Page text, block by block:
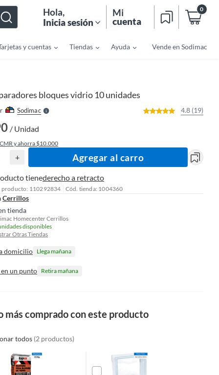
Hola,
Inicia sesión
Mi
cuenta
0
y cuentas Tiendas Ayuda Vende en Sodimac
bloques vidrio 10 unidades
SodimacS
l
l
4.8 (19)
/ Unidad
y ahorra $10.000
+ Agregar al carro
tienederecho a retracto
producto: 110292834 Cód. tienda: 1004360
Cerrillos
tienda
Homecenter Cerrillos
disponibles
Otras Tiendas
domicilio Llega mañana
un punto Retira mañana
más comprado con este producto
todos (2 productos)